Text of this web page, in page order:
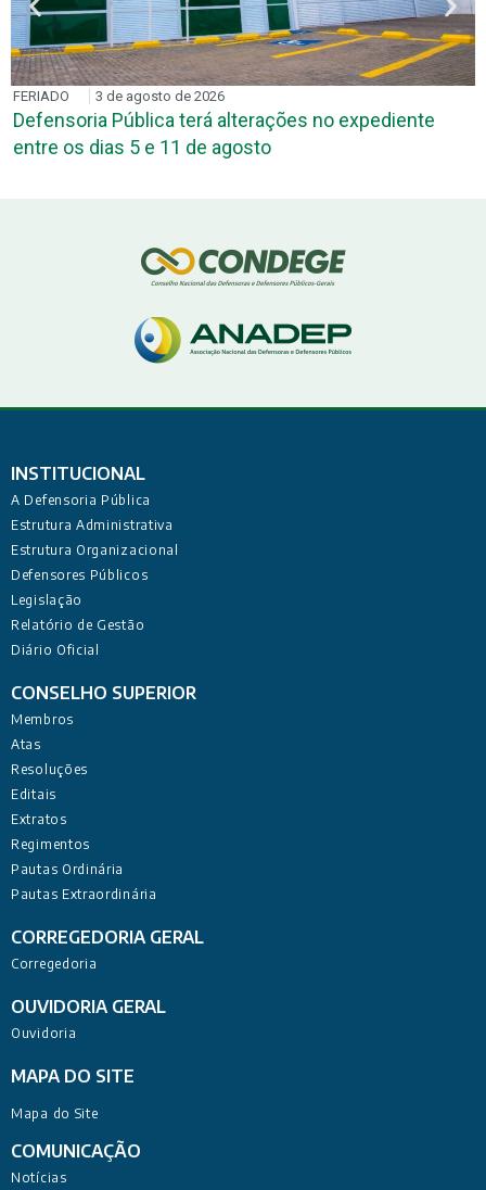
FERIADO 3 de agosto de 2026
Defensoria Pública terá alterações no expediente
entre os dias 5 e 11 de agosto
INSTITUCIONAL
A Defensoria Pública
Estrutura Administrativa
Estrutura Organizacional
Defensores Públicos
Legislação
Relatório de Gestão
Diário Oficial
CONSELHO SUPERIOR
Membros
Atas
Resoluções
Editais
Extratos
Regimentos
Pautas Ordinária
Pautas Extraordinária
CORREGEDORIA GERAL
Corregedoria
OUVIDORIA GERAL
Ouvidoria
MAPA DO SITE
Mapa do Site
COMUNICAÇÃO
Notícias